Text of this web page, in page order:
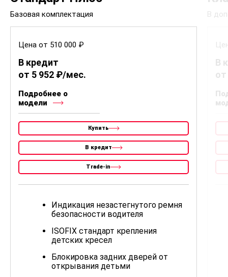
Базовая комплектация
Цена от 510 000 ₽
В кредит
от 5 952 ₽/мес.
Подробнее о
модели
Купить
В кредит
Trade-in
Индикация незастегнутого ремня
безопасности водителя
ISOFIX стандарт крепления
детских кресел
Блокировка задних дверей от
открывания детьми
В
В